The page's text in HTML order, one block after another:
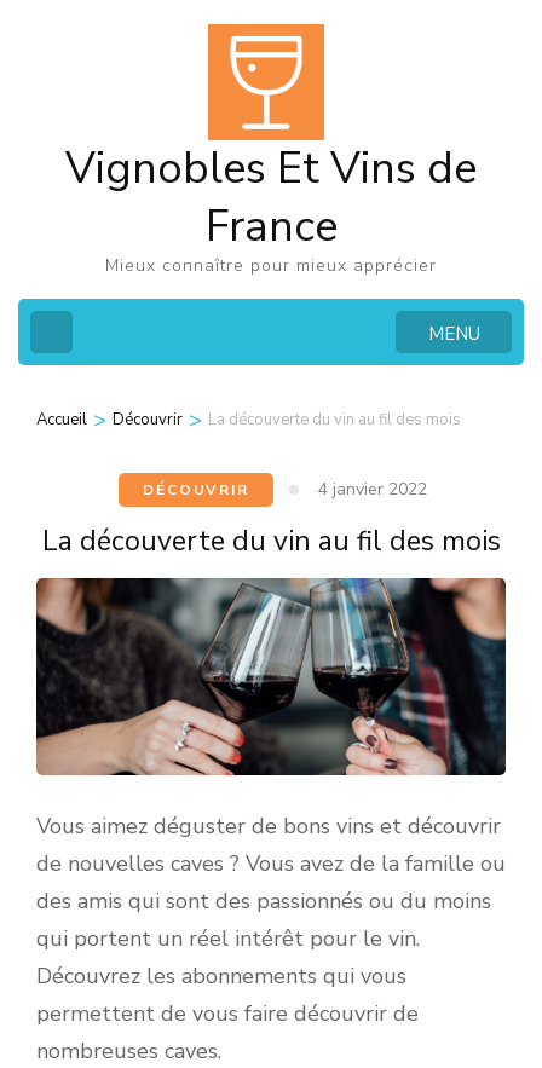
Entrée)Vignobles Et Vins de
France
Mieux connaître pour mieux apprécier
MENU
Accueil > Découvrir > La découverte du vin au fil des mois
DÉCOUVRIR 4 janvier 2022
La découverte du vin au fil des mois
Vous aimez déguster de bons vins et découvrir
de nouvelles caves ? Vous avez de la famille ou
des amis qui sont des passionnés ou du moins
qui portent un réel intérêt pour le vin.
Découvrez les abonnements qui vous
permettent de vous faire découvrir de
nombreuses caves.